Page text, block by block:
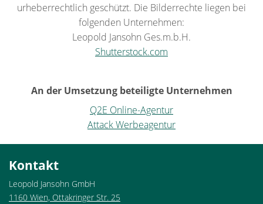
urheberrechtlich geschützt. Die Bilderrechte liegen bei
folgenden Unternehmen:
Leopold Jansohn Ges.m.b.H.
Shutterstock.com
An der Umsetzung beteiligte Unternehmen
Q2E Online-Agentur
Attack Werbeagentur
Kontakt
Leopold Jansohn GmbH
1160 Wien, Ottakringer Str. 25